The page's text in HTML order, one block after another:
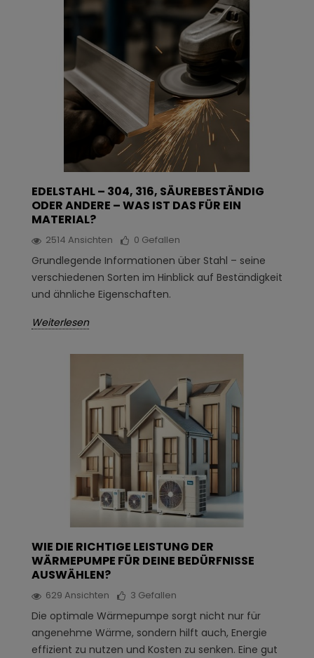
EDELSTAHL – 304, 316, SÄUREBESTÄNDIG
ODER ANDERE – WAS IST DAS FÜR EIN
MATERIAL?
2514 Ansichten 0 Gefallen
Grundlegende Informationen über Stahl – seine
verschiedenen Sorten im Hinblick auf Beständigkeit
und ähnliche Eigenschaften.
Weiterlesen
WIE DIE RICHTIGE LEISTUNG DER
WÄRMEPUMPE FÜR DEINE BEDÜRFNISSE
AUSWÄHLEN?
629 Ansichten 3 Gefallen
Die optimale Wärmepumpe sorgt nicht nur für
angenehme Wärme, sondern hilft auch, Energie
effizient zu nutzen und Kosten zu senken. Eine gut